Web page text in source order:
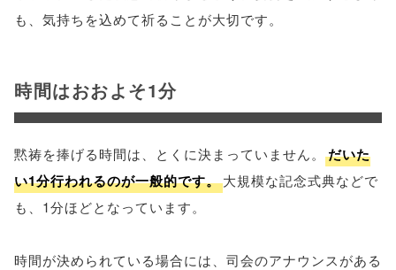
も、気持ちを込めて祈ることが大切です。
時間はおおよそ1分
黙祷を捧げる時間は、とくに決まっていません。
だいた
い1分行われるのが一般的です。大規模な記念式典などで
も、1分ほどとなっています。
時間が決められている場合には、司会のアナウンスがある